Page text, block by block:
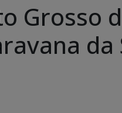
Grosso
da